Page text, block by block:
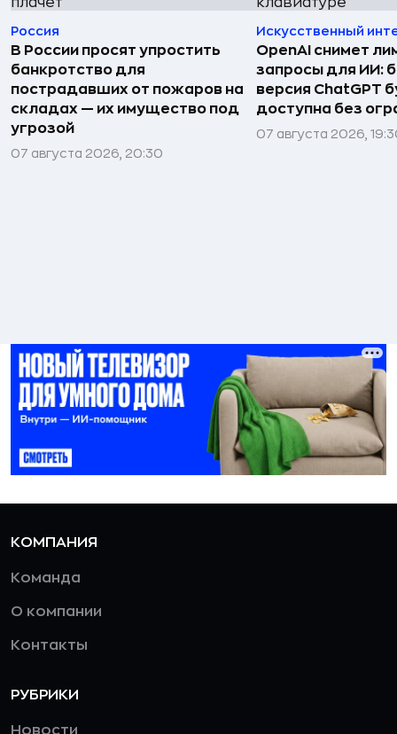
Россия
В России просят упростить
банкротство для
пострадавших от пожаров на
складах — их имущество под
угрозой
07 августа 2026, 20:30
Искусственный
OpenAI снимет
запросы для ИИ:
версия ChatGPT
доступна без
07 августа 2026,
КОМПАНИЯ
Команда
О компании
Контакты
РУБРИКИ
Новости